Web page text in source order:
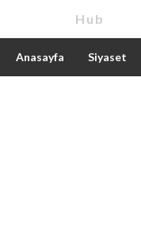
Hub
Anasayfa Siyaset